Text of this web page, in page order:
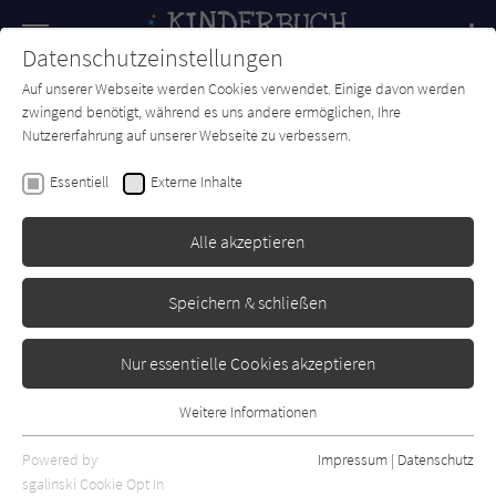
SUCHE Forum Charts Newsletter
Silke Schellhammer
School of Talents - Zweite
Stunde: Stromausfall!
Carlsen
Datenschutzeinstellungen
Auf unserer Webseite werden Cookies verwendet. Einige davon werden
zwingend benötigt, während es uns andere ermöglichen, Ihre
Nutzererfahrung auf unserer Webseite zu verbessern.
Essentiell Externe Inhalte
Alle akzeptieren
Speichern & schließen
Nur essentielle Cookies akzeptieren
Essentielle Cookies werden für grundlegende Funktionen der
Webseite benötigt. Dadurch ist gewährleistet, dass die Webseite
Weitere Informationen
Powered by
sgalinski Cookie Opt In
Impressum | Datenschutz